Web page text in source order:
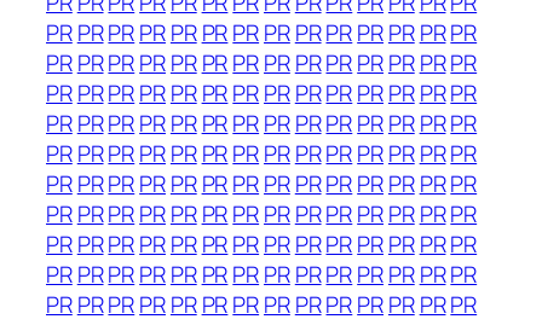
PRPRPRPRPR PRPRPRPRPRPRPR PRPR
PRPRPRPRPR PRPRPRPRPRPRPR PRPR
PRPRPRPRPR PRPRPRPRPRPRPR PRPR
PRPRPRPRPR PRPRPRPRPRPRPR PRPR
PRPRPRPRPR PRPRPRPRPRPRPR PRPR
PRPRPRPRPR PRPRPRPRPRPRPR PRPR
PRPRPRPRPR PRPRPRPRPRPRPR PRPR
PRPRPRPRPR PRPRPRPRPRPRPR PRPR
PRPRPRPRPR PRPRPRPRPRPRPR PRPR
PRPRPRPRPR PRPRPRPRPRPRPR PRPR